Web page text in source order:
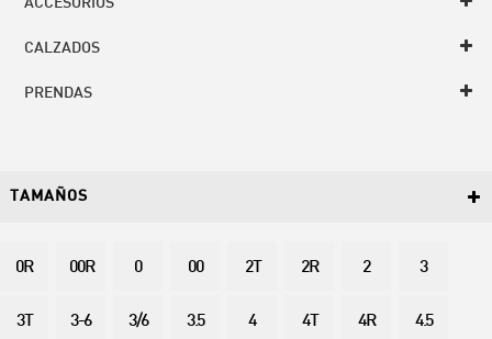
ACCESORIOS
CALZADOS
PRENDAS
TAMAÑOS
0R 00R 0 00 2T 2R 2 3
3T 3-6 3/6 3.5 4 4T 4R 4.5